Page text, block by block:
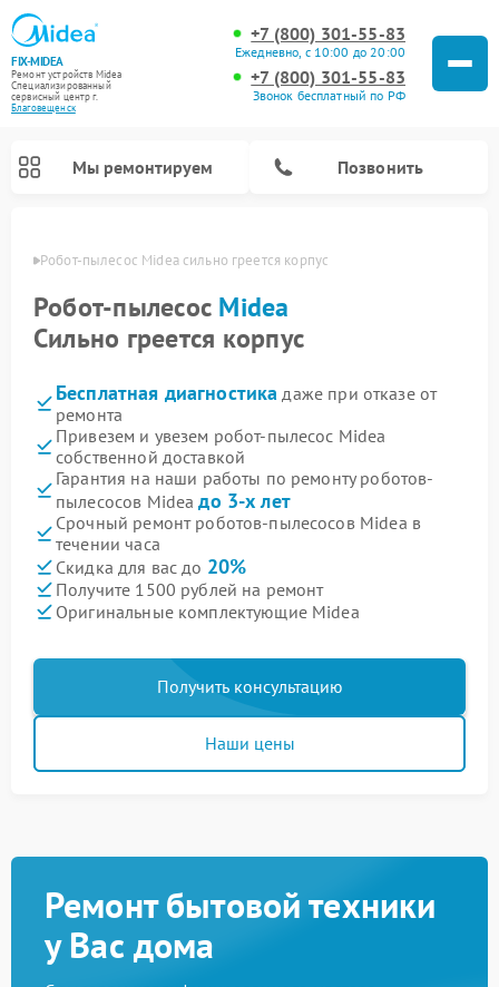
FIX-MIDEA
Ремонт устройств Midea
Специализированный
cервисный центр г.
Благовещенск
+7 (800) 301-55-83
Ежедневно, с 10:00 до 20:00
+7 (800) 301-55-83
Звонок бесплатный по РФ
Мы ремонтируем Позвонить
Робот-пылесос Midea сильно греется корпус
Робот-пылесос Midea
Сильно греется корпус
Бесплатная диагностика даже при отказе от
ремонта
Привезем и увезем робот-пылесос Midea
собственной доставкой
Гарантия на наши работы по ремонту роботов-
пылесосов Mideaдо 3-х лет
Срочный ремонт роботов-пылесосов Midea в
течении часа
Скидка для вас до 20%
Получите 1500 рублей на ремонт
Оригинальные комплектующие Midea
Получить консультацию
Наши цены
Ремонт бытовой техники
у Вас дома